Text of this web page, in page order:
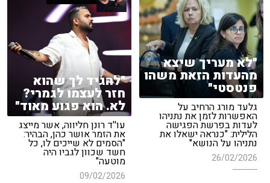
"לא מעריך שיצא
מהעדות הזאת משהו
פנטסטי"
גלעד מורג הרחיב על
האפשרות לזמן את נתניהו
לעדות בפרשת הפגישה
הלילית: "כנראה ישאלו את
נתניהו על הנושא"
26/02/2026
"להגיד לך שהוא
חזר לעצמו לגמרי?
לא. הוא פגוע מאוד"
עו''ד רונן חליווה, אשר מייצג
את הזמר אושר כהן, הבהיר:
"הסמים לא שייכים לו, כל
חשד שכוון לגביו היה
מוטעה"
09/02/2026